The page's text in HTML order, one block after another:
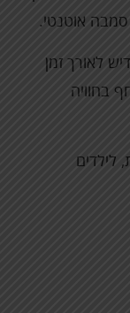
סמבה אוטנטי.
לאורך זמן
בחוויה
לילדים